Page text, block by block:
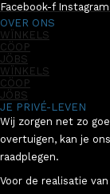
Facebook-f Instagram
OVER ONS
WÏNKELS
CÖOP
JÖBS
WÏNKELS
CÖOP
JÖBS
JE PRIVÉ-LEVEN
Wij zorgen net zo
overtuigen, kan je ons
raadplegen.
Voor de realisatie